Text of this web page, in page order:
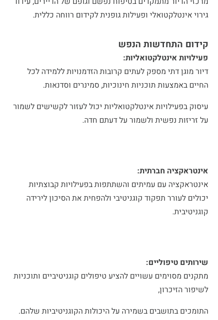
גירוי אינטלקטואלי ופעילות גופנית לקידום רווחה כללית.
קידום התחדשות הנפש
פעילויות אינטלקטואליות:
דיור מוגן דתי מספק לעתים קרובות הזדמנויות ללמידה לכל
החיים באמצעות תוכניות חינוכיות, סמינרים וסדנאות.
עיסוק בפעילויות אינטלקטואליות יכול לעזור לקשישים לשמור
על זריזות נפשית ולשמור על דעתם חדה.
אינטראקציה חברתית:
אינטראקציה עם עמיתים והשתתפות בפעילויות קבוצתיות
יכולים לעורר תפקוד קוגניטיבי ולהפחית את הסיכון לירידה
קוגניטיבית.
שירותים טיפוליים:
מתקנים מסוימים עשויים להציע טיפולים קוגניטיביים ותוכניות
לשיפור הזיכרון,
התומכים בתושבים בשמירה על היכולות הקוגניטיביות שלהם.